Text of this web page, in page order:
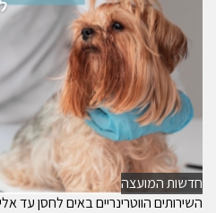
חדשות המועצה
השירותים הווטרינריים באים לחסן עד